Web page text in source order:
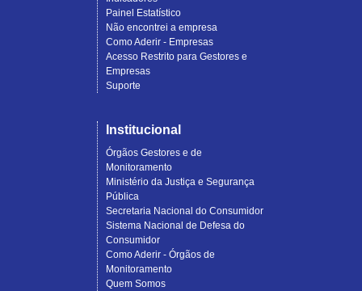
Painel Estatístico
Não encontrei a empresa
Como Aderir - Empresas
Acesso Restrito para Gestores e
Empresas
Suporte
Institucional
Órgãos Gestores e de
Monitoramento
Ministério da Justiça e Segurança
Pública
Secretaria Nacional do Consumidor
Sistema Nacional de Defesa do
Consumidor
Como Aderir - Órgãos de
Monitoramento
Quem Somos